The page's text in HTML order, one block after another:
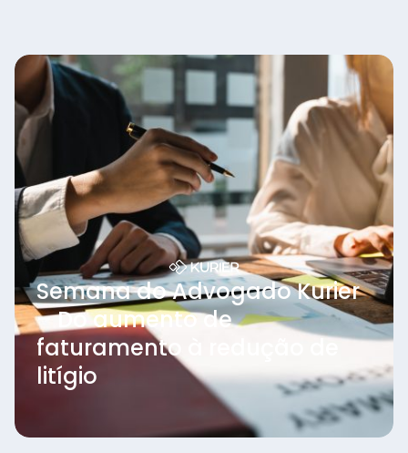
Semana do Advogado Kurier
– Do aumento de
faturamento à redução de
litígio